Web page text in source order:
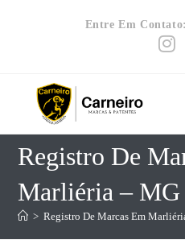
Entre Em
Registro De
Marliéria – MG
> Registro De Marcas Em